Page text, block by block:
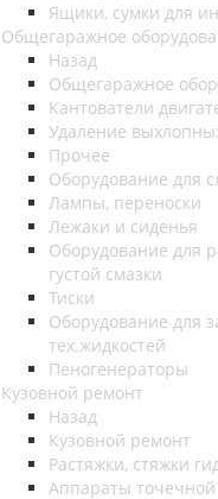
Ящики, сумки для
Общегаражное
Назад
Общегаражное
Кантователи
Удаление
Прочее
Оборудование для
Лампы, переноски
Лежаки и сиденья
Оборудование для
густой смазки
Тиски
Оборудование для
тех.жидкостей
Пеногенераторы
Кузовной ремонт
Назад
Кузовной ремонт
Растяжки, стяжки
Аппараты